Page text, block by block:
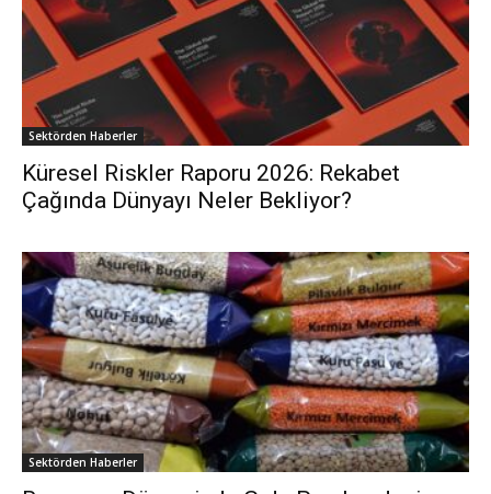
Sektörden Haberler
Küresel Riskler Raporu 2026: Rekabet
Çağında Dünyayı Neler Bekliyor?
Sektörden Haberler